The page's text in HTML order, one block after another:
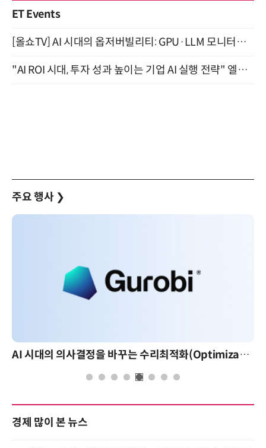
ET Events
[올쇼TV] AI 시대의 옵저버빌리티: GPU·LLM 모니터링부터 AI 기반 장애 대응까지 (8/11 생방송)
"AI ROI 시대, 투자 성과 높이는 기업 AI 실행 전략" 엘타워 6층 (9월 18일)
주요 행사 ❯
AI 시대의 의사결정을 바꾸는 수리최적화(Optimization): 실제 산업 적용 사례와 활용 전략
경제 많이 본 뉴스